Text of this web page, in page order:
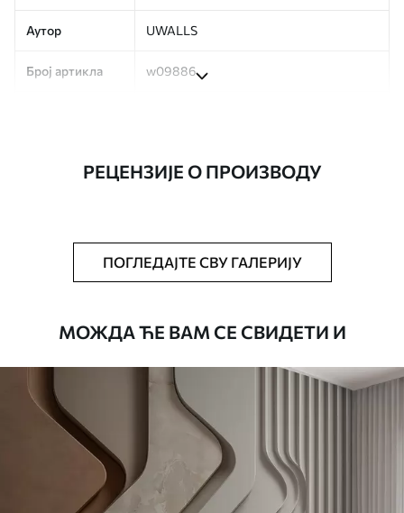
Аутор UWALLS
Број артикла w09886
Тапета се може нежно очистити меким
сунђером. Позадине са завршном
водом.
Доступни материјали
.00 /m²
РЕЦЕНЗИЈЕ О ПРОИЗВОДУ
ПОГЛЕДАЈТЕ СВУ ГАЛЕРИЈУ
МОЖДА ЋЕ ВАМ СЕ СВИДЕТИ И